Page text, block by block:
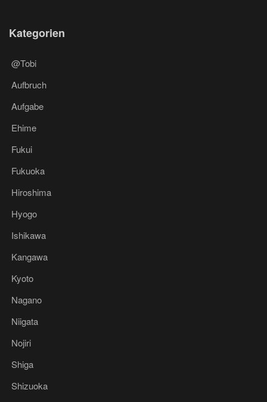
Kategorien
@Tobi
Aufbruch
Aufgabe
Ehime
Fukui
Fukuoka
Hiroshima
Hyogo
Ishikawa
Kangawa
Kyoto
Nagano
Niigata
Nojiri
Shiga
Shizuoka